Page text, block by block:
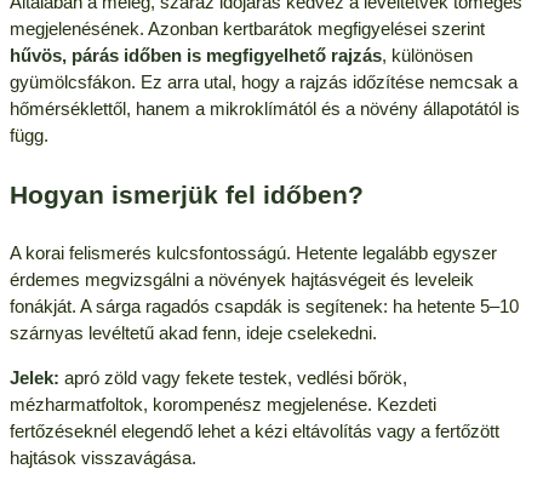
megjelenésének. Azonban kertbarátok megfigyelései szerint
hűvös, párás időben is megfigyelhető rajzás, különösen
gyümölcsfákon. Ez arra utal, hogy a rajzás időzítése nemcsak a
hőmérséklettől, hanem a mikroklímától és a növény állapotától is
függ.
Hogyan ismerjük fel időben?
A korai felismerés kulcsfontosságú. Hetente legalább egyszer
érdemes megvizsgálni a növények hajtásvégeit és leveleik
fonákját. A sárga ragadós csapdák is segítenek: ha hetente 5–10
szárnyas levéltetű akad fenn, ideje cselekedni.
Jelek: apró zöld vagy fekete testek, vedlési bőrök,
mézharmatfoltok, korompenész megjelenése. Kezdeti
fertőzéseknél elegendő lehet a kézi eltávolítás vagy a fertőzött
hajtások visszavágása.